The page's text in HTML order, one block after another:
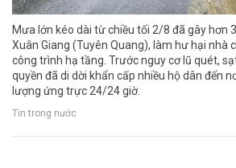
Mưa lớn kéo dài từ chiều tối 2/8 đã gây hơn
Xuân Giang (Tuyên Quang), làm hư hại nhà
công trình hạ tầng. Trước nguy cơ lũ quét,
quyền đã di dời khẩn cấp nhiều hộ dân đến
lượng ứng trực 24/24 giờ.
Tin trong nước